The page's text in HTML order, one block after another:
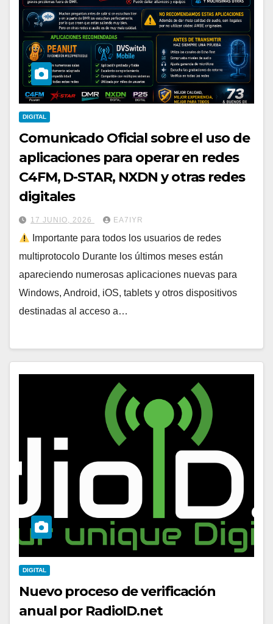
DIGITAL
Comunicado Oficial sobre el uso de
aplicaciones para operar en redes
C4FM, D-STAR, NXDN y otras redes
digitales
17 JUNIO, 2026 EA7IYR
Importante para todos los usuarios de redes
multiprotocolo Durante los últimos meses están
apareciendo numerosas aplicaciones nuevas para
Windows, Android, iOS, tablets y otros dispositivos
destinadas al acceso a…
DIGITAL
Nuevo proceso de verificación
anual por RadioID.net